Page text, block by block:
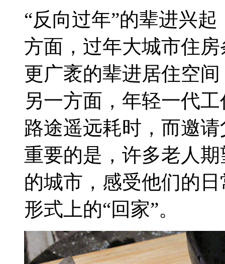
“反向过年”的辈进兴
方面，过年大城市住
更广袤的辈进居住空
另一方面，年轻一代
路途遥远耗时，而邀
重要的是，许多老人
的城市，感受他们的
形式上的“回家”。